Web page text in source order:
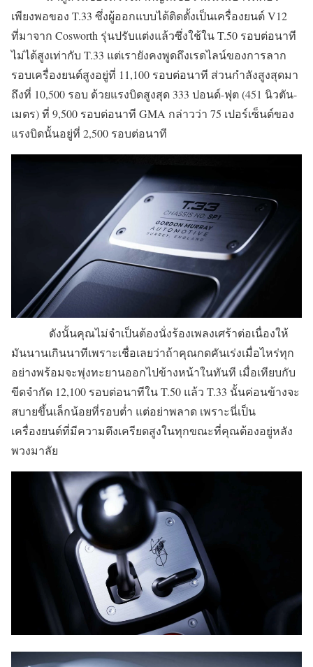
เพียงพอของ T.33 ซึ่งผู้ออกแบบได้ติดตั้งเป็นเครื่องยนต์ V12
ที่มาจาก Cosworth รุ่นปรับแต่งแล้วซึ่งใช้ใน T.50 รอบต่อนาที
ไม่ได้สูงเท่ากับ T.33 แต่เรายังคงพูดถึงเรดไลน์ของการลาก
รอบเครื่องยนต์สูงอยู่ที่ 11,100 รอบต่อนาที ส่วนกำลังสูงสุดมา
ถึงที่ 10,500 รอบ ด้วยแรงบิดสูงสุด 333 ปอนด์-ฟุต (451 นิวตัน-
เมตร) ที่ 9,500 รอบต่อนาที GMA กล่าวว่า 75 เปอร์เซ็นต์ของ
แรงบิดนั้นอยู่ที่ 2,500 รอบต่อนาที
ดังนั้นคุณไม่จำเป็นต้องนั่งร้องเพลงเศร้าต่อเนื่องให้
มันนานเกินนาทีเพราะเชื่อเลยว่าถ้าคุณกดคันเร่งเมื่อไหร่ทุก
อย่างพร้อมจะพุ่งทะยานออกไปข้างหน้าในทันที เมื่อเทียบกับ
ขีดจำกัด 12,100 รอบต่อนาทีใน T.50 แล้ว T.33 นั้นค่อนข้างจะ
สบายขึ้นเล็กน้อยที่รอบต่ำ แต่อย่าพลาด เพราะนี่เป็น
เครื่องยนต์ที่มีความตึงเครียดสูงในทุกขณะที่คุณต้องอยู่หลัง
พวงมาลัย